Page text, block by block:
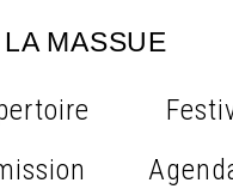
MASSUE